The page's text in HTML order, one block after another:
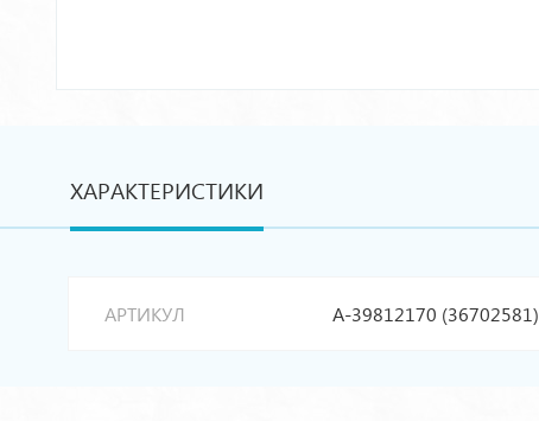
ХАРАКТЕРИСТИКИ
АРТИКУЛ A-39812170 (36702581)